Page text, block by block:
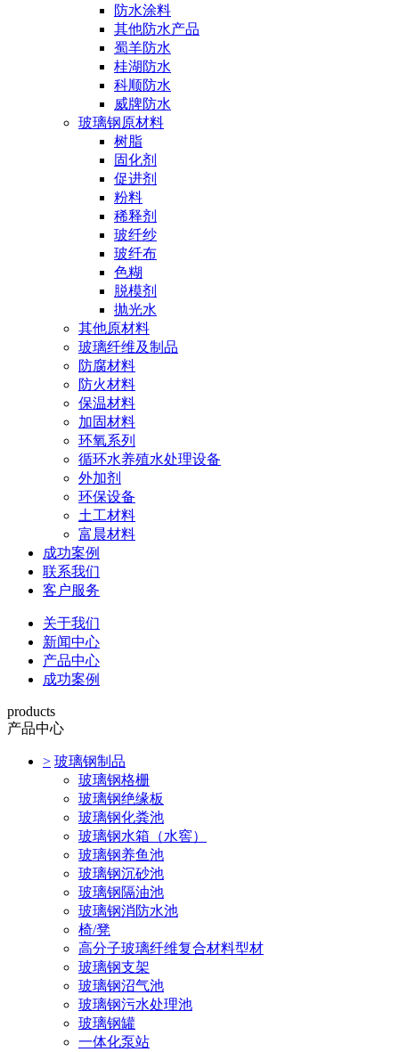
防水涂料
其他防水产品
蜀羊防水
桂湖防水
科顺防水
威牌防水
玻璃钢原材料
树脂
固化剂
促进剂
粉料
稀释剂
玻纤纱
玻纤布
色糊
脱模剂
抛光水
其他原材料
玻璃纤维及制品
防腐材料
防火材料
保温材料
加固材料
环氧系列
循环水养殖水处理设备
外加剂
环保设备
土工材料
富晨材料
成功案例
联系我们
客户服务
关于我们
新闻中心
产品中心
成功案例
products
产品中心
> 玻璃钢制品
玻璃钢格栅
玻璃钢绝缘板
玻璃钢化粪池
玻璃钢水箱（水窖）
玻璃钢养鱼池
玻璃钢沉砂池
玻璃钢隔油池
玻璃钢消防水池
椅/凳
高分子玻璃纤维复合材料型材
玻璃钢支架
玻璃钢沼气池
玻璃钢污水处理池
玻璃钢罐
一体化泵站